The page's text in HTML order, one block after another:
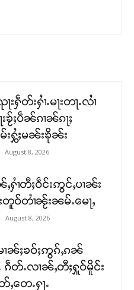
းႁဵတ်းႁၢႆႉမႃးတႃႉလၢႆ
ၶႂ်ႈပဵၼ်ၵၢၼ်ၵႃႈ
းႁွႆႈမၼ်းၶိုၼ်း
- August 8, 2026
ၢႆတီႈဝဵင်းဢွင်ႇပၢၼ်း
ဝ်တၢႆၼႂ်းၼမ်ႉမေႃႇ
- August 8, 2026
ၢၼ်ႈၶဝ်ႈဢွၵ်ႇၵၼ်
ၵဵတ်ႉလၢၼ်ႇတီႈႁူဝ်မိူင်း
တေႉႁႃႉ